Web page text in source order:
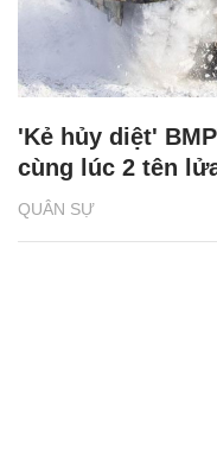
QUÂN SỰ
'Kẻ hủy diệt'
cùng lúc 2 tên